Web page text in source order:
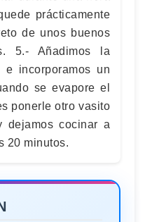
prácticamente
de unos buenos
5.- Añadimos la
incorporamos un
se evapore el
ponerle otro vasito
dejamos cocinar a
20 minutos.